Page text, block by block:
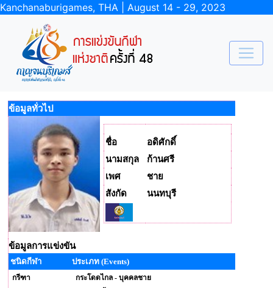
Kanchanaburigames, THA | August 14 - 29, 2023
ข้อมูลทั่วไป
ชื่อ
อดิศักดิ์
นามสกุล
ก้านศรี
เพศ
ชาย
สังกัด
นนทบุรี
ข้อมูลการแข่งขัน
ชนิดกีฬา ประเภท (Events)
กรีฑา
กระโดดไกล - บุคคลชาย